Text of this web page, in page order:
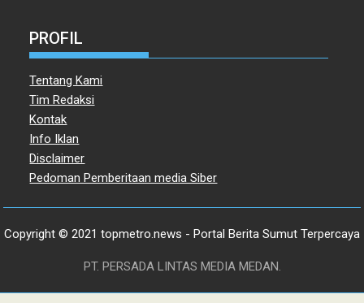
PROFIL
Tentang Kami
Tim Redaksi
Kontak
Info Iklan
Disclaimer
Pedoman Pemberitaan media Siber
Copyright © 2021 topmetro.news - Portal Berita Sumut Terpercaya
PT. PERSADA LINTAS MEDIA MEDAN.